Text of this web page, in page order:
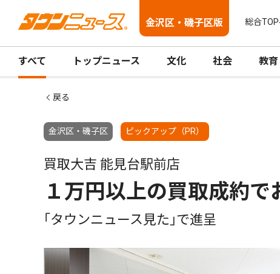
金沢区・磯子区版 総合TOP
すべて トップニュース 文化 社会 教育
戻る
金沢区・磯子区 ピックアップ（PR）
買取大吉 能見台駅前店
１万円以上の買取成約で
｢タウンニュース見た｣で進呈